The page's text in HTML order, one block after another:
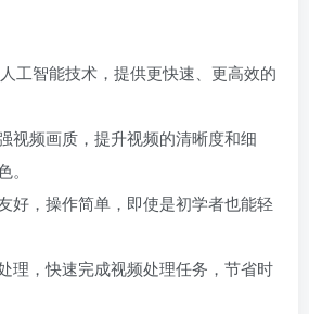
工智能技术，提供更快速、更高效的
视频画质，提升视频的清晰度和细
好，操作简单，即使是初学者也能轻
理，快速完成视频处理任务，节省时